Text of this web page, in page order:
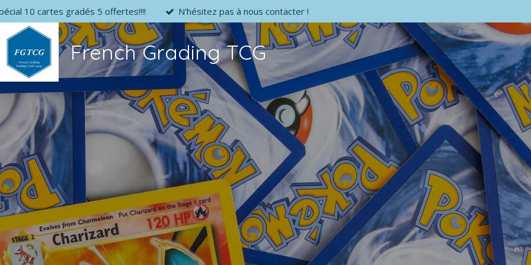
10 cartes gradés 5 offertes!!!! N'hésitez pas à nous contacter !
French Grading TCG